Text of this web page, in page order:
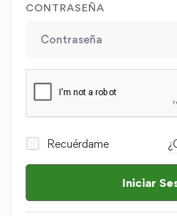
CONTRASEÑA
Recuérdame
Iniciar